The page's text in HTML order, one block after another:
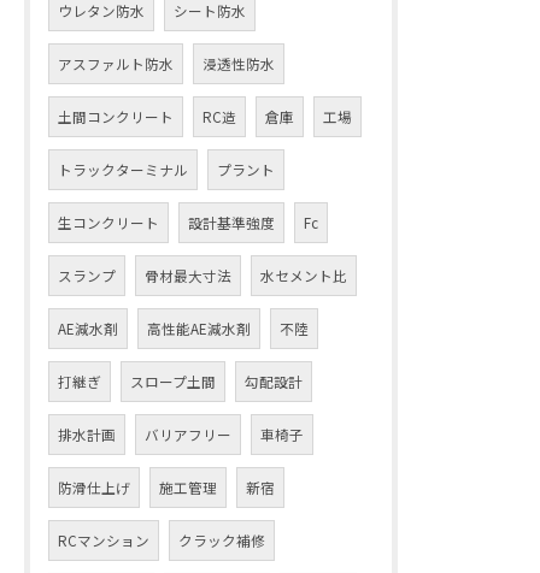
ウレタン防水 シート防水
アスファルト防水 浸透性防水
土間コンクリート RC造 倉庫 工場
トラックターミナル プラント
生コンクリート 設計基準強度 Fc
スランプ 骨材最大寸法 水セメント比
AE減水剤 高性能AE減水剤 不陸
打継ぎ スロープ土間 勾配設計
排水計画 バリアフリー 車椅子
防滑仕上げ 施工管理 新宿
RCマンション クラック補修